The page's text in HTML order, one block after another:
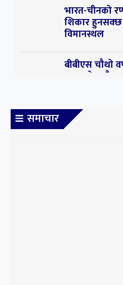
भारत-चीनको
शिकार हुनसक्छ
विमानस्थल
बीबीएस चौथो
हराएको भन्दै
सर्वोच्चमा
सांसद पद खारेज
समाचार